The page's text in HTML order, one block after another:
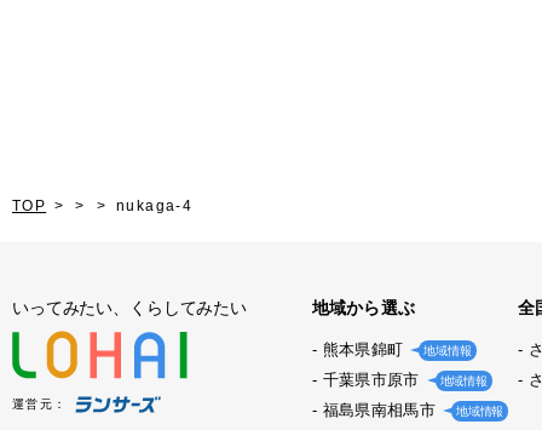
TOP nukaga-4
いってみたい、くらしてみたい
運営元：
地域から選ぶ
熊本県錦町 地域情報
千葉県市原市 地域情報
福島県南相馬市 地域情報
全